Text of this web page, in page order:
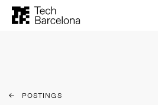
POSTINGS